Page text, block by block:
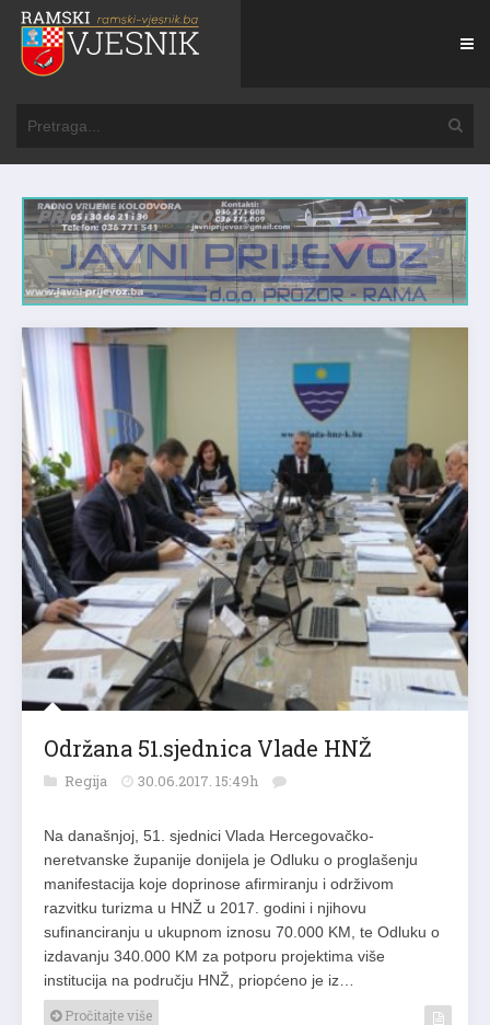
Održana 51.sjednica Vlade HNŽ
Regija 30.06.2017. 15:49h
Na današnjoj, 51. sjednici Vlada Hercegovačko-
neretvanske županije donijela je Odluku o proglašenju
manifestacija koje doprinose afirmiranju i održivom
razvitku turizma u HNŽ u 2017. godini i njihovu
sufinanciranju u ukupnom iznosu 70.000 KM, te Odluku o
izdavanju 340.000 KM za potporu projektima više
institucija na području HNŽ, priopćeno je iz…
Pročitajte više